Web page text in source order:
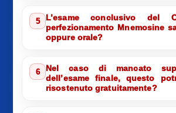
5
L’esame conclusivo del
perfezionamento Mnemosine
oppure orale?
6
Nel caso di mancato
dell’esame finale, questo
risostenuto gratuitamente?